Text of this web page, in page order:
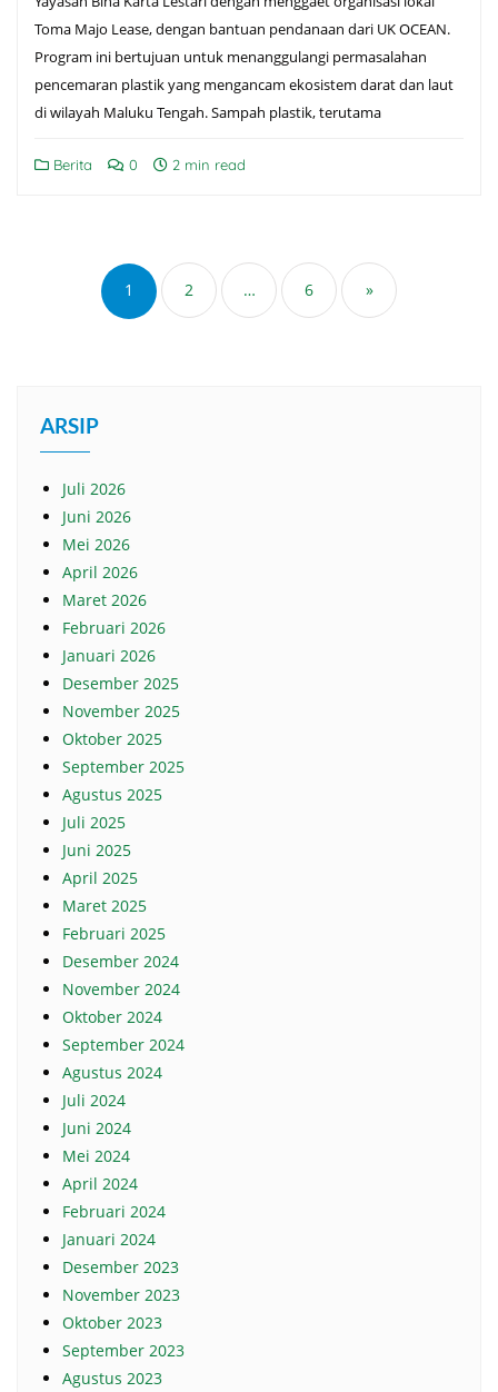
Toma Majo Lease, dengan bantuan pendanaan dari UK OCEAN.
Program ini bertujuan untuk menanggulangi permasalahan
pencemaran plastik yang mengancam ekosistem darat dan laut
di wilayah Maluku Tengah. Sampah plastik, terutama
Berita 0 2 min read
1 2 … 6 »
ARSIP
Juli 2026
Juni 2026
Mei 2026
April 2026
Maret 2026
Februari 2026
Januari 2026
Desember 2025
November 2025
Oktober 2025
September 2025
Agustus 2025
Juli 2025
Juni 2025
April 2025
Maret 2025
Februari 2025
Desember 2024
November 2024
Oktober 2024
September 2024
Agustus 2024
Juli 2024
Juni 2024
Mei 2024
April 2024
Februari 2024
Januari 2024
Desember 2023
November 2023
Oktober 2023
September 2023
Agustus 2023